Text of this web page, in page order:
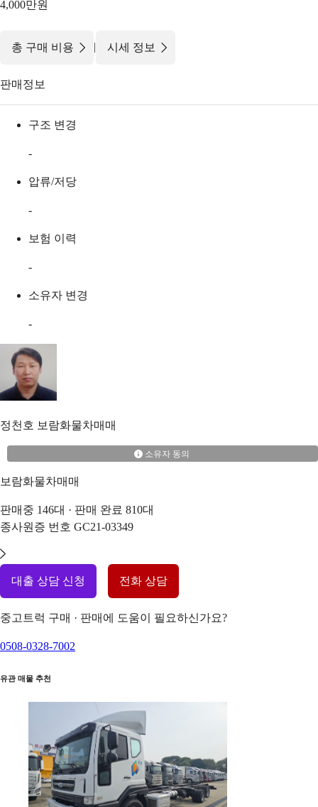
4,000만원
총 구매 비용 | 시세 정보
판매정보
구조 변경
-
압류/저당
-
보험 이력
-
소유자 변경
-
정천호 보람화물차매매
소유자 동의
보람화물차매매
판매중 146대 · 판매 완료 810대
종사원증 번호 GC21-03349
대출 상담 신청 전화 상담
중고트럭 구매 · 판매에 도움이 필요하신가요?
0508-0328-7002
유관 매물 추천